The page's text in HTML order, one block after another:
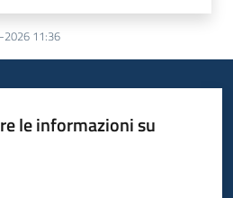
11:36
le informazioni su